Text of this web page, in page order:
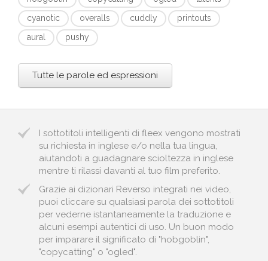
cyanotic
overalls cuddly
printouts
aural
pushy
Tutte le parole ed espressioni
I sottotitoli intelligenti di fleex vengono mostrati
su richiesta in inglese e/o nella tua lingua,
aiutandoti a guadagnare scioltezza in inglese
mentre ti rilassi davanti al tuo film preferito.
Grazie ai dizionari Reverso integrati nei video,
puoi cliccare su qualsiasi parola dei sottotitoli
per vederne istantaneamente la traduzione e
alcuni esempi autentici di uso. Un buon modo
per imparare il significato di "hobgoblin",
"copycatting" o "ogled".